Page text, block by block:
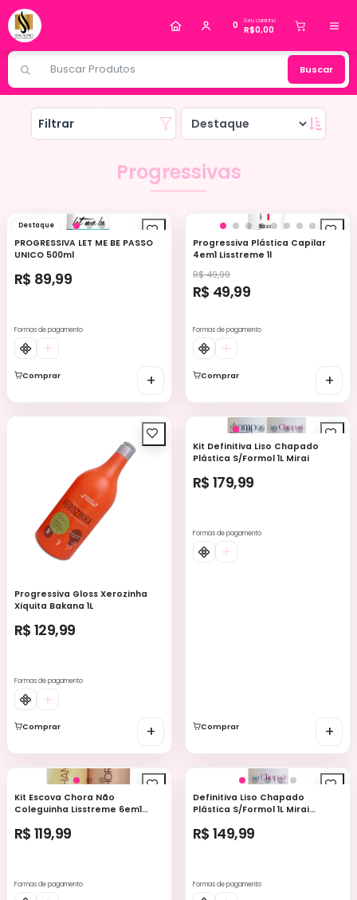
0 Seu carrinho
R$0,00
Buscar
Filtrar
Progressivas
Destaque
PROGRESSIVA LET ME BE PASSO
UNICO 500ml
R$ 89,99
Formas de pagamento
Comprar +
Progressiva Plástica Capilar
4em1 Lisstreme 1l
R$ 49,99
R$ 49,99
Formas de pagamento
Comprar +
Progressiva Gloss Xerozinha
Xiquita Bakana 1L
R$ 129,99
Formas de pagamento
Comprar +
Kit Definitiva Liso Chapado
Plástica S/Formol 1L Mirai
R$ 179,99
Formas de pagamento
Comprar +
Kit Escova Chora Não
Coleguinha Lisstreme 6em1
R$ 119,99
Formas de pagamento
Definitiva Liso Chapado
Plástica S/Formol 1L Mirai
R$ 149,99
Formas de pagamento
Top Coat Linha Light 10ml - Real Love.